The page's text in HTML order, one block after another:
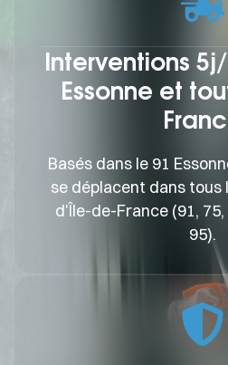
Interventions
Essonne et
Basés dans le 91
se déplacent dans
d'Île-de-France (91, 75,
95).